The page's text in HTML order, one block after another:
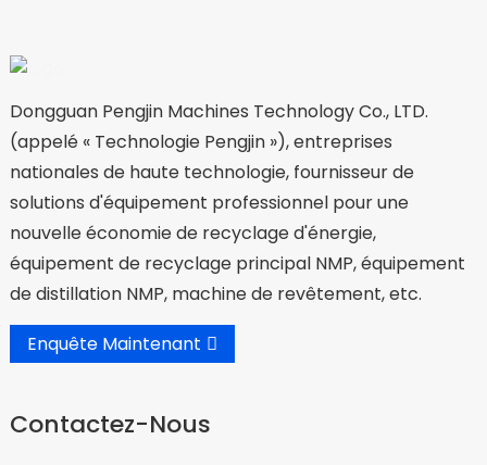
Dongguan Pengjin Machines Technology Co., LTD.
(appelé « Technologie Pengjin »), entreprises
nationales de haute technologie, fournisseur de
solutions d'équipement professionnel pour une
nouvelle économie de recyclage d'énergie,
équipement de recyclage principal NMP, équipement
de distillation NMP, machine de revêtement, etc.
Enquête Maintenant
Contactez-Nous